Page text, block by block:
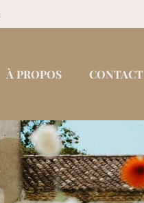
À PROPOS CONTACT